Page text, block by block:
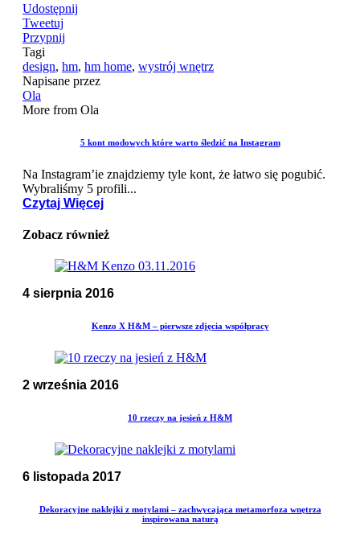
Udostępnij
Tweetuj
Przypnij
Tagi
design, hm, hm home, wystrój wnętrz
Napisane przez
Ola
More from Ola
5 kont modowych które warto śledzić na Instagram
Na Instagram’ie znajdziemy tyle kont, że łatwo się pogubić.
Wybraliśmy 5 profili...
Czytaj Więcej
Zobacz również
4 sierpnia 2016
Kenzo X H&M – pierwsze zdjęcia współpracy
2 września 2016
10 rzeczy na jesień z H&M
6 listopada 2017
Dekoracyjne naklejki z motylami – zachwycająca metamorfoza wnętrza
inspirowana naturą